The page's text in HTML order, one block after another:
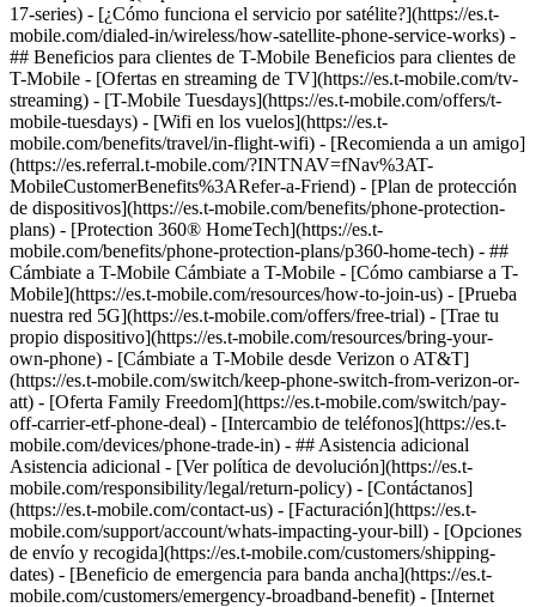
17-series) - [¿Cómo funciona el servicio por satélite?](https://es.t-
mobile.com/dialed-in/wireless/how-satellite-phone-service-works) -
## Beneficios para clientes de T-Mobile Beneficios para clientes de
T-Mobile - [Ofertas en streaming de TV](https://es.t-mobile.com/tv-
streaming) - [T-Mobile Tuesdays](https://es.t-mobile.com/offers/t-
mobile-tuesdays) - [Wifi en los vuelos](https://es.t-
mobile.com/benefits/travel/in-flight-wifi) - [Recomienda a un amigo]
(https://es.referral.t-mobile.com/?INTNAV=fNav%3AT-
MobileCustomerBenefits%3ARefer-a-Friend) - [Plan de protección
de dispositivos](https://es.t-mobile.com/benefits/phone-protection-
plans) - [Protection 360® HomeTech](https://es.t-
mobile.com/benefits/phone-protection-plans/p360-home-tech) - ##
Cámbiate a T-Mobile Cámbiate a T-Mobile - [Cómo cambiarse a T-
Mobile](https://es.t-mobile.com/resources/how-to-join-us) - [Prueba
nuestra red 5G](https://es.t-mobile.com/offers/free-trial) - [Trae tu
propio dispositivo](https://es.t-mobile.com/resources/bring-your-
own-phone) - [Cámbiate a T-Mobile desde Verizon o AT&T]
(https://es.t-mobile.com/switch/keep-phone-switch-from-verizon-or-
att) - [Oferta Family Freedom](https://es.t-mobile.com/switch/pay-
off-carrier-etf-phone-deal) - [Intercambio de teléfonos](https://es.t-
mobile.com/devices/phone-trade-in) - ## Asistencia adicional
Asistencia adicional - [Ver política de devolución](https://es.t-
mobile.com/responsibility/legal/return-policy) - [Contáctanos]
(https://es.t-mobile.com/contact-us) - [Facturación](https://es.t-
mobile.com/support/account/whats-impacting-your-bill) - [Opciones
de envío y recogida](https://es.t-mobile.com/customers/shipping-
dates) - [Beneficio de emergencia para banda ancha](https://es.t-
mobile.com/customers/emergency-broadband-benefit) - [Internet